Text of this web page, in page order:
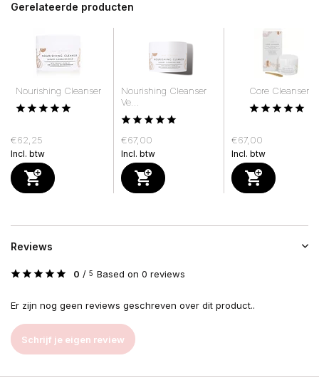
Gerelateerde producten
Nourishing Cleanser
€62,25
Incl. btw
Nourishing Cleanser
Ve...
€67,00
Incl. btw
Core Cleanser
€67,00
Incl. btw
Reviews
0 / 5 Based on 0 reviews
Er zijn nog geen reviews geschreven over dit product..
Schrijf je eigen review